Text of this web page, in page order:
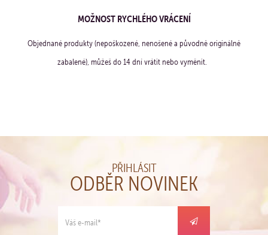
MOŽNOST RYCHLÉHO VRÁCENÍ
Objednané produkty (nepoškozené, nenošené a původně originálně
zabalené), můžeš do 14 dní vrátit nebo vyměnit.
PŘIHLÁSIT
ODBĚR NOVINEK